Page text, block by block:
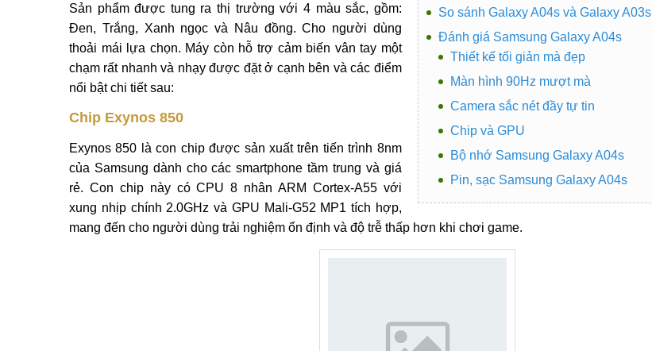
So sánh Galaxy A04s và Galaxy A03s
Đánh giá Samsung Galaxy A04s
Thiết kế tối giản mà đẹp
Màn hình 90Hz mượt mà
Camera sắc nét đầy tự tin
Chip và GPU
Bộ nhớ Samsung Galaxy A04s
Pin, sạc Samsung Galaxy A04s
Sản phẩm được tung ra thị trường với 4 màu sắc, gồm:
Đen, Trắng, Xanh ngọc và Nâu đồng. Cho người dùng
thoải mái lựa chọn. Máy còn hỗ trợ cảm biến vân tay một
chạm rất nhanh và nhạy được đặt ở cạnh bên và các điểm
nổi bật chi tiết sau:
Chip Exynos 850
Exynos 850 là con chip được sản xuất trên tiến trình 8nm
của Samsung dành cho các smartphone tầm trung và giá
rẻ. Con chip này có CPU 8 nhân ARM Cortex-A55 với
xung nhịp chính 2.0GHz và GPU Mali-G52 MP1 tích hợp,
mang đến cho người dùng trải nghiệm ổn định và độ trễ thấp hơn khi chơi game.